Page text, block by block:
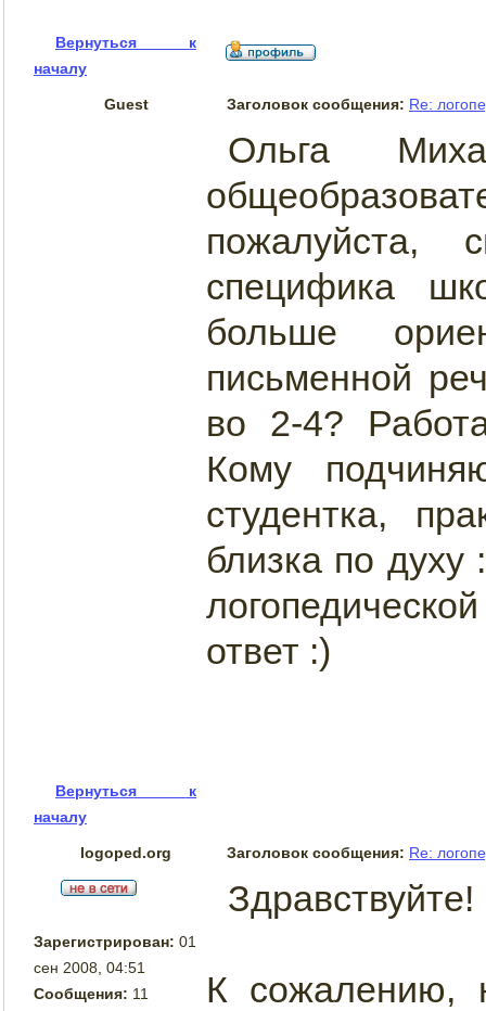
Вернуться к
началу
Guest Заголовок сообщения: Re:
Ольга
специфика
больше
письменной
во 2-4?
Кому
студентка,
близка по
ответ :)
Вернуться к
началу
logoped.org Заголовок сообщения: Re:
Зарегистрирован: 01
сен 2008, 04:51
Сообщения: 11
Здравствуйте!
К сожалению,